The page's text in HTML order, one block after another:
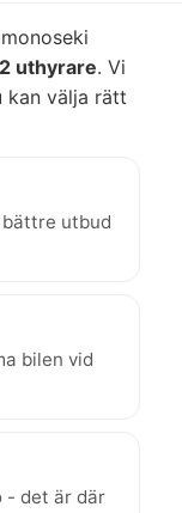
2 uthyrare. Vi
kan välja rätt
utbud
bilen vid
- det är där